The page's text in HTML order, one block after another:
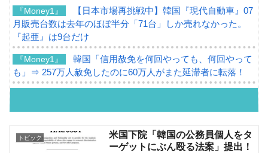
『Money1』
【日本市場再挑戦中】韓国『現代自動車』07
月販売台数は去年のほぼ半分「71台」しか売れなかった。
『起亜』は9台だけ
『Money1』
韓国「信用赦免を何回やっても、何回やって
も」⇒ 257万人赦免したのに60万人がまた延滞者に転落！
『Money1』
韓国「2026年07月の輸出入」絶好調。半導体
だけで410億ドル、輸出全体の41％もある
トピック
米国下院「韓国の公務員個人をタ
ーゲットにぶん殴る法案」提出！